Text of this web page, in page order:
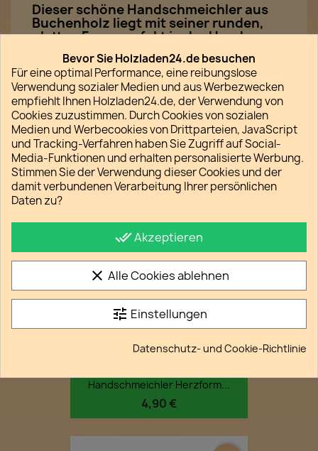
Dieser schöne Handschmeichler aus
Buchenholz liegt mit seiner runden,
glatten Form perfekt in der Hand.
Handschmeichler werden gerne zur
Entspannung und zum Stressabbau
genutzt. Holz ist genau das richtige
Material für einen Handschmeichler.
Der lebendige Werkstoff Holz hat eine
einzigartige Haptik. In unserem
Onlineshop führen wir auch noch
andere Handschmeichler.
VIELLEICHT GEFÄLLT IHNEN AUCH
Handschmeichler Herzform...
4,90 €
Bevor Sie Holzladen24.de besuchen
Für eine optimal Performance, eine reibungslose
Verwendung sozialer Medien und aus Werbezwecken
empfiehlt Ihnen Holzladen24.de, der Verwendung von
Cookies zuzustimmen. Durch Cookies von sozialen
Medien und Werbecookies von Drittparteien, JavaScript
und Tracking-Verfahren haben Sie Zugriff auf Social-
Media-Funktionen und erhalten personalisierte Werbung.
Stimmen Sie der Verwendung dieser Cookies und der
damit verbundenen Verarbeitung Ihrer persönlichen
Daten zu?
done_allAkzeptieren
clear Alle Cookies ablehnen
tune Einstellungen
Datenschutz- und Cookie-Richtlinie